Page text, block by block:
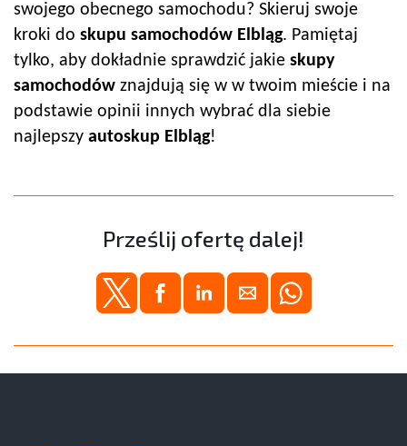
swojego obecnego samochodu? Skieruj swoje
kroki do skupu samochodów Elbląg. Pamiętaj
tylko, aby dokładnie sprawdzić jakie skupy
samochodów znajdują się w w twoim mieście i na
podstawie opinii innych wybrać dla siebie
najlepszy autoskup Elbląg!
Prześlij ofertę dalej!